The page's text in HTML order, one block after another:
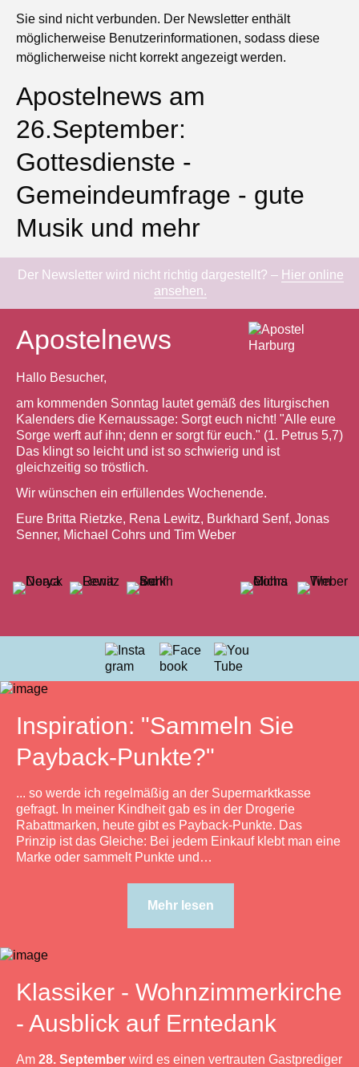
Sie sind nicht verbunden. Der Newsletter enthält
möglicherweise Benutzerinformationen, sodass diese
möglicherweise nicht korrekt angezeigt werden.
Apostelnews am
26.September:
Gottesdienste -
Gemeindeumfrage - gute
Musik und mehr
Der Newsletter wird nicht richtig dargestellt? – Hier online
ansehen.
Apostelnews
Hallo Besucher,
am kommenden Sonntag lautet gemäß des liturgischen
Kalenders die Kernaussage: Sorgt euch nicht! "Alle eure
Sorge werft auf ihn; denn er sorgt für euch." (1. Petrus 5,7)
Das klingt so leicht und ist so schwierig und ist
gleichzeitig so tröstlich.
Wir wünschen ein erfüllendes Wochenende.
Eure Britta Rietzke, Rena Lewitz, Burkhard Senf, Jonas
Senner, Michael Cohrs und Tim Weber
Inspiration: "Sammeln Sie
Payback-Punkte?"
... so werde ich regelmäßig an der Supermarktkasse
gefragt. In meiner Kindheit gab es in der Drogerie
Rabattmarken, heute gibt es Payback-Punkte. Das
Prinzip ist das Gleiche: Bei jedem Einkauf klebt man eine
Marke oder sammelt Punkte und…
Mehr lesen
Klassiker - Wohnzimmerkirche
- Ausblick auf Erntedank
Am 28. September wird es einen vertrauten Gastprediger